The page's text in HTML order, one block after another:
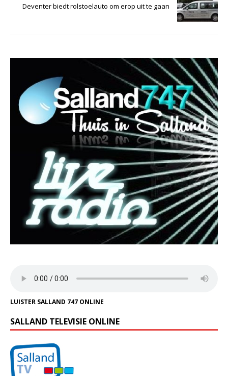
Deventer biedt rolstoelauto om erop uit te gaan
LUISTER SALLAND 747 ONLINE
SALLAND TELEVISIE ONLINE